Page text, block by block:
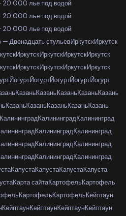
000 лье под водой
000 лье под водой
000 лье под водой
Двенадцать стульевИркутскИркутск
ИркутскИркутскИркутскИркутск
ИркутскИркутскИркутскИркутск
ЙогуртЙогуртЙогуртЙогуртЙогурт
КазаньКазаньКазаньКазаньКазань
КазаньКазаньКазаньКазаньКазань
КалининградКалининградКалининград
КалининградКалининград
КалининградКалининград
КалининградКалининград
КапустаКапустаКапустаКапуста
Карта сайтаКартофельКартофель
КартофельКартофельКейптаун
КейптаунКейптаунКейптаунКейптаун